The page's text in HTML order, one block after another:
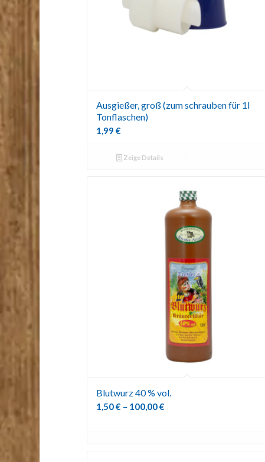
Ausgießer, groß (zum schrauben für 1l
Tonflaschen)
1,99€
Zeige Details
Blutwurz 40 % vol.
1,50€ – 100,00€